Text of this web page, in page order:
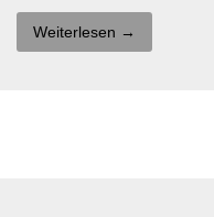
Weiterlesen →